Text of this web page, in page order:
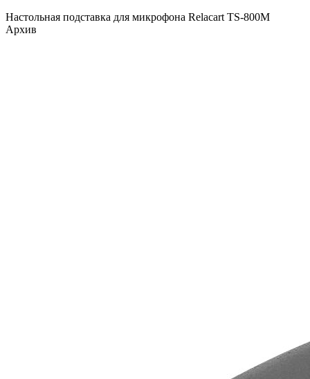
Настольная подставка для микрофона Relacart TS-800M
Архив